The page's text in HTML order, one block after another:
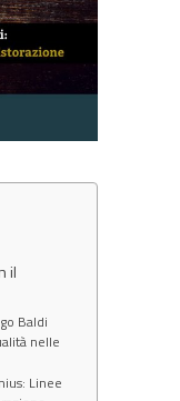
il
Baldi
nelle
Linee